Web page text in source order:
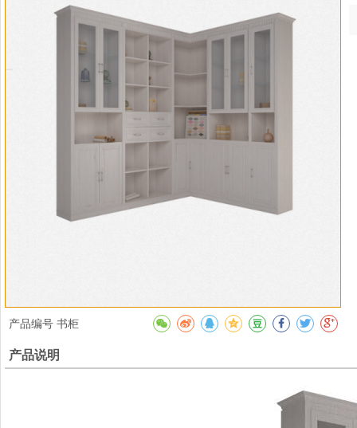
产品编号 书柜
产品说明